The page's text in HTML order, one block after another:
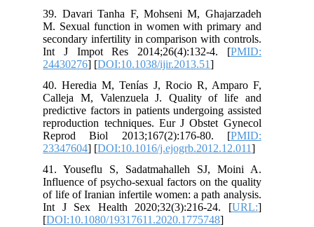
39. Davari Tanha F, Mohseni M, Ghajarzadeh
M. Sexual function in women with primary and
secondary infertility in comparison with controls.
Int J Impot Res 2014;26(4):132-4. [PMID:
24430276] [DOI:10.1038/ijir.2013.51
40. Heredia M, Tenías J, Rocio R, Amparo F,
Calleja M, Valenzuela J. Quality of life and
predictive factors in patients undergoing assisted
reproduction techniques. Eur J Obstet Gynecol
Reprod Biol 2013;167(2):176-80. [PMID:
23347604] [DOI:10.1016/j.ejogrb.2012.12.011
41. Youseflu S, Sadatmahalleh SJ, Moini A.
Influence of psycho-sexual factors on the quality
of life of Iranian infertile women: a path analysis.
Int J Sex Health 2020;32(3):216-24. [URL:
[DOI:10.1080/19317611.2020.1775748